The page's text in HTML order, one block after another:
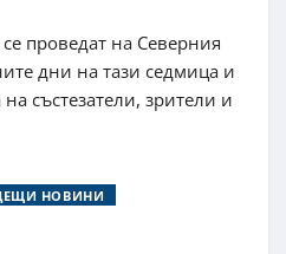
проведат на Северния
дни на тази седмица и
състезатели, зрители и
НОВИНИ